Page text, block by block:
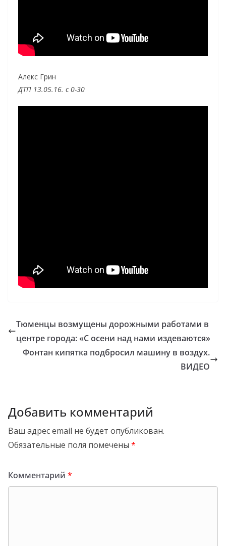
Алекс Грин
ДТП 13.05.16. с 0-30
Тюменцы возмущены дорожными работами в
центре города: «С осени над нами издеваются»
Фонтан кипятка подбросил машину в воздух.
ВИДЕО
Добавить комментарий
Ваш адрес email не будет опубликован.
Обязательные поля помечены *
Комментарий *